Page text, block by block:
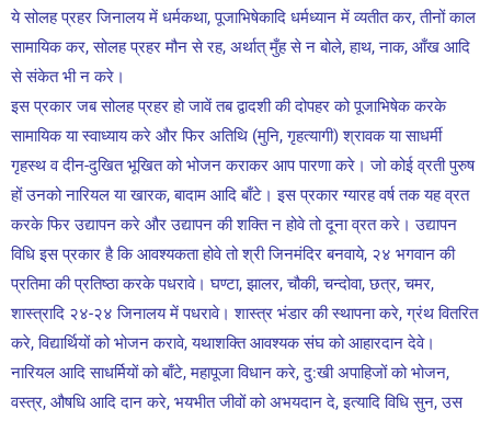
ये सोलह प्रहर जिनालय में धर्मकथा, पूजाभिषेकादि धर्मध्यान में व्यतीत कर, तीनों काल
सामायिक कर, सोलह प्रहर मौन से रह, अर्थात् मुँह से न बोले, हाथ, नाक, आँख आदि
से संकेत भी न करे।
इस प्रकार जब सोलह प्रहर हो जावें तब द्वादशी की दोपहर को पूजाभिषेक करके
सामायिक या स्वाध्याय करे और फिर अतिथि (मुनि, गृहत्यागी) श्रावक या साधर्मी
गृहस्थ व दीन-दुखित भूखित को भोजन कराकर आप पारणा करे। जो कोई व्रती पुरुष
हों उनको नारियल या खारक, बादाम आदि बाँटे। इस प्रकार ग्यारह वर्ष तक यह व्रत
करके फिर उद्यापन करे और उद्यापन की शक्ति न होवे तो दूना व्रत करे। उद्यापन
विधि इस प्रकार है कि आवश्यकता होवे तो श्री जिनमंदिर बनवाये, २४ भगवान की
प्रतिमा की प्रतिष्ठा करके पधरावे। घण्टा, झालर, चौकी, चन्दोवा, छत्र, चमर,
शास्त्रादि २४-२४ जिनालय में पधरावे। शास्त्र भंडार की स्थापना करे, ग्रंथ वितरित
करे, विद्यार्थियों को भोजन करावे, यथाशक्ति आवश्यक संघ को आहारदान देवे।
नारियल आदि साधर्मियों को बाँटे, महापूजा विधान करे, दु:खी अपाहिजों को भोजन,
वस्त्र, औषधि आदि दान करे, भयभीत जीवों को अभयदान दे, इत्यादि विधि सुन, उस